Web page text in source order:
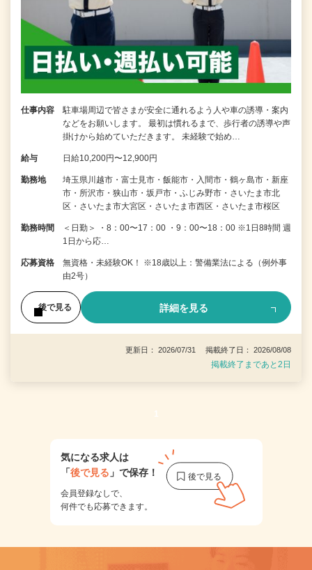
仕事内容
駐車場周辺で皆さまが安全に通れるよう人や車の誘導・案内
などをお願いします。 最初は慣れるまで、歩行者の誘導や声
掛けから始めていただきます。 未経験で始め…
給与 日給10,200円〜12,900円
勤務地
埼玉県川越市・富士見市・飯能市・入間市・鶴ヶ島市・新座
市・所沢市・狭山市・坂戸市・ふじみ野市・さいたま市北
区・さいたま市大宮区・さいたま市西区・さいたま市桜区
勤務時間
＜日勤＞ ・8：00〜17：00 ・9：00〜18：00 ※1日8時間 週
1日から応…
応募資格
無資格・未経験OK！ ※18歳以上：警備業法による（例外事
由2号）
後で見る 詳細を見る
更新日： 2026/07/31 掲載終了日： 2026/08/08
掲載終了まであと2日
1
気になる求人は
「後で見る 」で保存！
会員登録なしで、
何件でも応募できます。